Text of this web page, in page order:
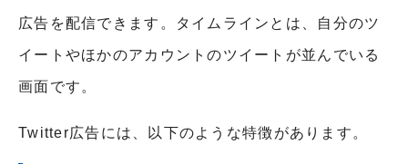
広告を配信できます。タイムラインとは、自分のツ
イートやほかのアカウントのツイートが並んでいる
画面です。
Twitter広告には、以下のような特徴があります。